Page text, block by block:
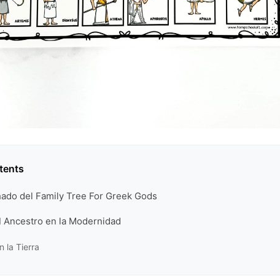
del Family Tree For Greek Gods
Ancestro en la Modernidad
la Tierra